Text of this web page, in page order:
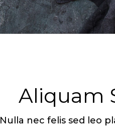
Aliquam
Nulla nec felis sed leo